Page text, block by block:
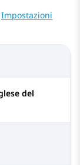
Impostazioni
del